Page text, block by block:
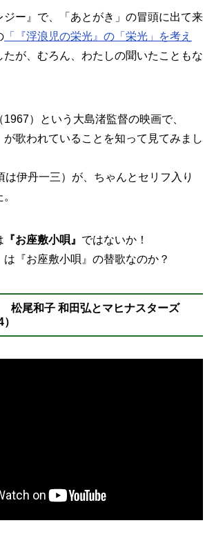
ジー』で、「あとがき」の冒頭に出て来
「『浮浪児の栄光』の「栄光」を考え
たが、むろん、わたしの聞いたこともな
1967）という大島渚監督の映画で、
が歌われていることを知って見てみまし
は伊丹一三）が、ちゃんとセリフ入り
『お座敷小唄』 ではないか！
は『お座敷小唄』の替歌なのか？
松尾和子 和田弘とマヒナスターズ